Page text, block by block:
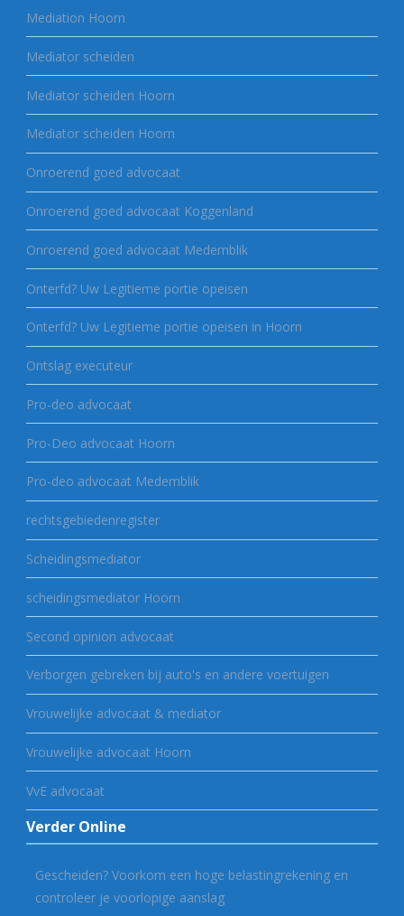
Mediation Hoorn
Mediator scheiden
Mediator scheiden Hoorn
Mediator scheiden Hoorn
Onroerend goed advocaat
Onroerend goed advocaat Koggenland
Onroerend goed advocaat Medemblik
Onterfd? Uw Legitieme portie opeisen
Onterfd? Uw Legitieme portie opeisen in Hoorn
Ontslag executeur
Pro-deo advocaat
Pro-Deo advocaat Hoorn
Pro-deo advocaat Medemblik
rechtsgebiedenregister
Scheidingsmediator
scheidingsmediator Hoorn
Second opinion advocaat
Verborgen gebreken bij auto's en andere voertuigen
Vrouwelijke advocaat & mediator
Vrouwelijke advocaat Hoorn
VvE advocaat
Verder Online
Gescheiden? Voorkom een hoge belastingrekening en
controleer je voorlopige aanslag